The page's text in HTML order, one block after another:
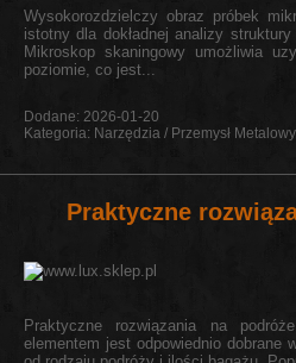
Wysokorozdzielczy obraz próbek
istotny dla dokładnej analizy struktury
Mikroskop skaningowy umożliwia
poziomie, co jest...
Dodane: 2026-01-20
Kategoria: Narzędzia / Przemysł Metalowy
Praktyczne
Praktyczne rozwiązania na
elementem jest odpowiednio dobrane